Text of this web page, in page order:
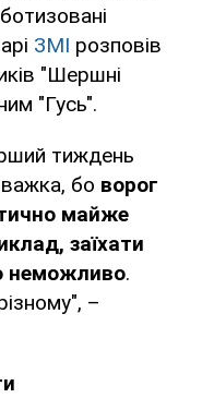
ЗМІ розповів
"Шершні
"Гусь".
тиждень
бо ворог
майже
заїхати
неможливо.
–